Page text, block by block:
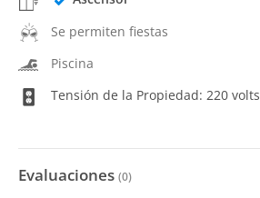
Se permiten fiestas
Piscina
Tensión de la Propiedad: 220 volts
Evaluaciones (0)